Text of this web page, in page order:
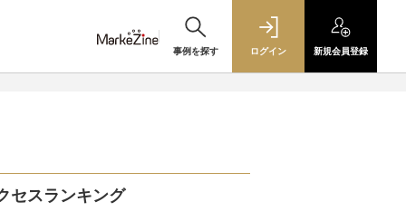
事例を探す ログイン 新規会員登録
セスランキング